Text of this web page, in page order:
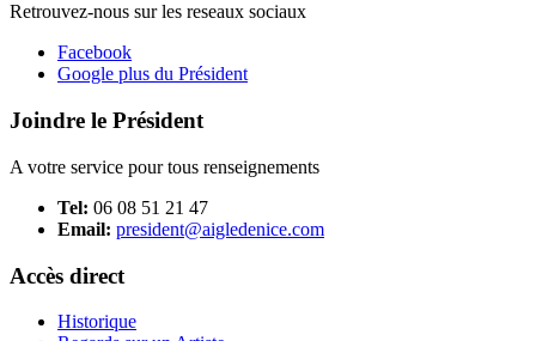
Retrouvez-nous sur les reseaux sociaux
Facebook
Google plus du Président
Joindre le Président
A votre service pour tous renseignements
Tel: 06 08 51 21 47
Email: president@aigledenice.com
Accès direct
Historique